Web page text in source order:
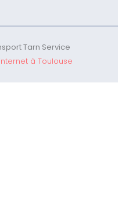
Tarn Service
à Toulouse